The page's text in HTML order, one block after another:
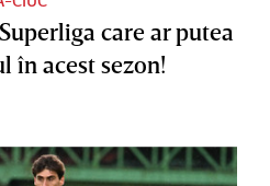
care ar putea
în acest sezon!